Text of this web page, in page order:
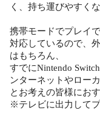
く、持ち運びやすく
携帯モードでプレイ
対応しているので、
はもちろん、
すでにNintendo
ンターネットやロー
とお考えの皆様にお
※テレビに出力して